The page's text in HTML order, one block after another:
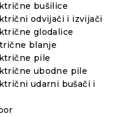
bušilice
odvijači i izvijači
glodalice
blanje
pile
ubodne pile
udarni bušači i